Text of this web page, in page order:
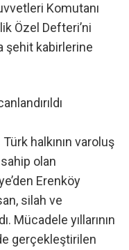
Komutanı
Özel Defteri’ni
şehit kabirlerine
halkının varoluş
olan
Erenköy
silah ve
Mücadele yıllarının
gerçekleştirilen